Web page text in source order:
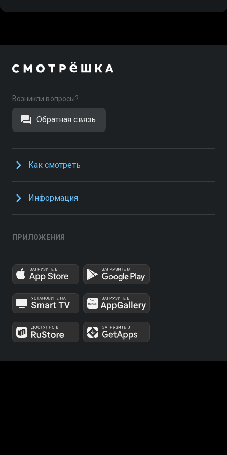
Возникли вопросы?
Обратная связь
Как смотреть
Информация
ПРИЛОЖЕНИЯ